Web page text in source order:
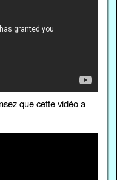
que cette vidéo a